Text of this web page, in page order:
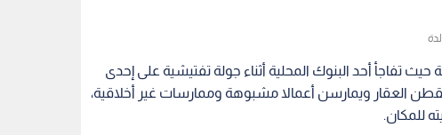
تفاجأ أحد البنوك المحلية أثناء جولة تفتيشية على إحدى
العقار ويمارسن أعمالا مشبوهة وممارسات غير أخلاقية،
للمكان.